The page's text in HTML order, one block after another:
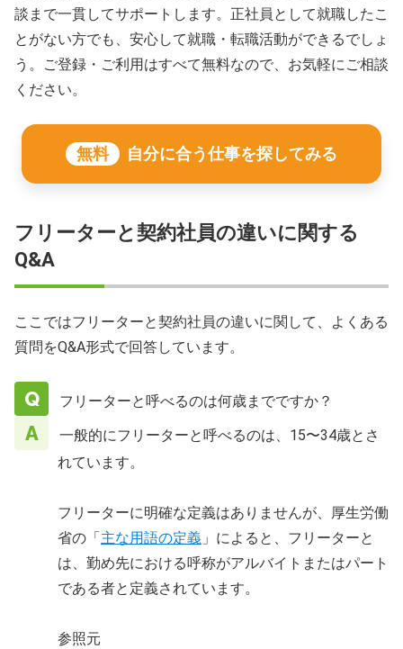
談まで一貫してサポートします。正社員として就職したこ
とがない方でも、安心して就職・転職活動ができるでしょ
う。ご登録・ご利用はすべて無料なので、お気軽にご相談
ください。
無料 自分に合う仕事を探してみる
フリーターと契約社員の違いに関する
Q&A
ここではフリーターと契約社員の違いに関して、よくある
質問をQ&A形式で回答しています。
フリーターと呼べるのは何歳までですか？
一般的にフリーターと呼べるのは、15〜34歳とさ
れています。
フリーターに明確な定義はありませんが、厚生労働
省の「 主な用語の定義 」によると、フリーターと
は、勤め先における呼称がアルバイトまたはパート
である者と定義されています。
参照元